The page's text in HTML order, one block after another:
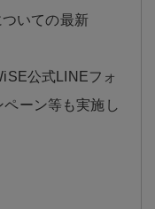
いての最新
公式LINEフォ
ーン等も実施し